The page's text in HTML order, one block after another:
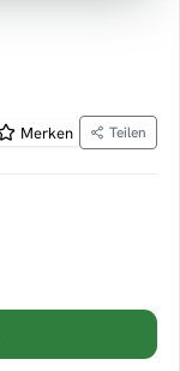
Merken Teilen